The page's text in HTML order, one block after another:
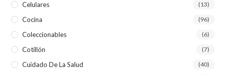
Celulares (13)
Cocina (96)
Coleccionables (6)
Cotillón (7)
Cuidado De La Salud (40)